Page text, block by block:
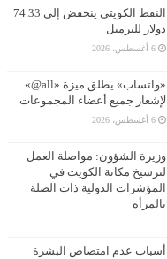
النفط الكويتي ينخفض إلى 74.33
دولار للبرميل
6 أغسطس، 2026
«واتساب» يطلق ميزة «all@»
لإشعار جميع أعضاء المجموعات
6 أغسطس، 2026
وزيرة الشؤون: مواصلة العمل
لترسيخ مكانة الكويت في
المؤشرات الدولية ذات الصلة
بالمرأة
أسباب عدم امتصاص البشرة